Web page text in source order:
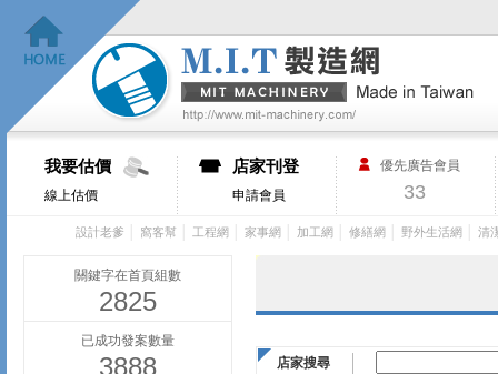
我要估價
線上估價
店家刊登
申請會員
優先廣告會員
33
設計老爹 窩客幫 工程網 家事網 加工網 修繕網 野外生活網 清
關鍵字在首頁組數
2825
已成功發案數量
3888 店家搜尋